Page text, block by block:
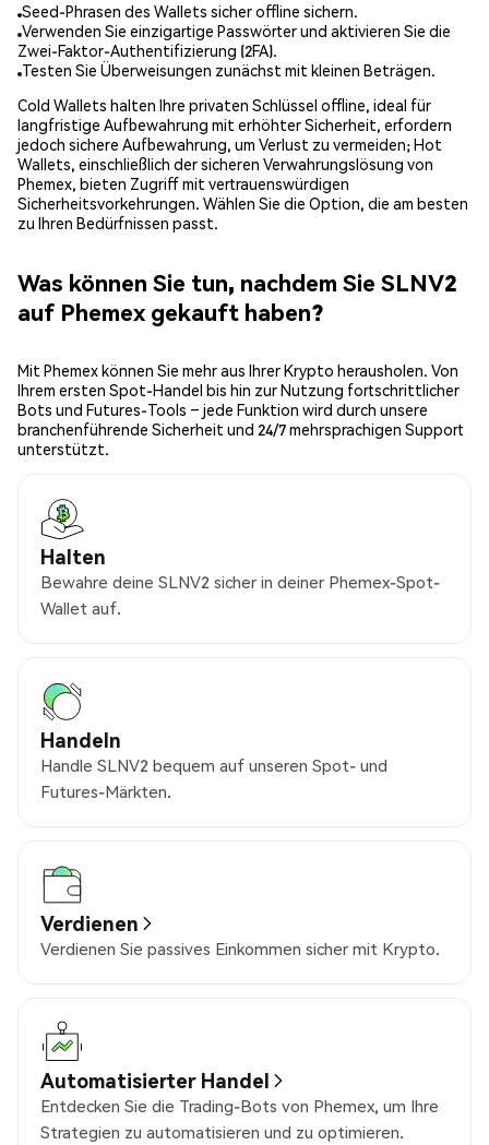
Seed-Phrasen des Wallets sicher offline sichern.
Verwenden Sie einzigartige Passwörter und aktivieren Sie die
Zwei-Faktor-Authentifizierung (2FA).
Testen Sie Überweisungen zunächst mit kleinen Beträgen.
Cold Wallets halten Ihre privaten Schlüssel offline, ideal für
langfristige Aufbewahrung mit erhöhter Sicherheit, erfordern
jedoch sichere Aufbewahrung, um Verlust zu vermeiden; Hot
Wallets, einschließlich der sicheren Verwahrungslösung von
Phemex, bieten Zugriff mit vertrauenswürdigen
Sicherheitsvorkehrungen. Wählen Sie die Option, die am besten
zu Ihren Bedürfnissen passt.
Was können Sie tun, nachdem Sie SLNV2
auf Phemex gekauft haben?
Mit Phemex können Sie mehr aus Ihrer Krypto herausholen. Von
Ihrem ersten Spot-Handel bis hin zur Nutzung fortschrittlicher
Bots und Futures-Tools – jede Funktion wird durch unsere
branchenführende Sicherheit und 24/7 mehrsprachigen Support
unterstützt.
Halten
Bewahre deine SLNV2 sicher in deiner Phemex-Spot-
Wallet auf.
Handeln
Handle SLNV2 bequem auf unseren Spot- und
Futures-Märkten.
Verdienen
Verdienen Sie passives Einkommen sicher mit Krypto.
Automatisierter Handel
Entdecken Sie die Trading-Bots von Phemex, um Ihre
Strategien zu automatisieren und zu optimieren.